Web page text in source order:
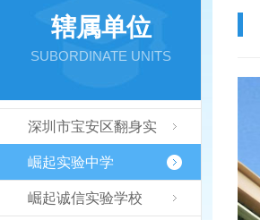
辖属单位
SUBORDINATE UNITS
深圳市宝安区翻身实
验学校
崛起实验中学
崛起诚信实验学校